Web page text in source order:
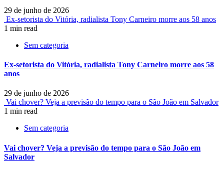
29 de junho de 2026
Ex-setorista do Vitória, radialista Tony Carneiro morre aos 58 anos
1 min read
Sem categoria
Ex-setorista do Vitória, radialista Tony Carneiro morre aos 58
anos
29 de junho de 2026
Vai chover? Veja a previsão do tempo para o São João em Salvador
1 min read
Sem categoria
Vai chover? Veja a previsão do tempo para o São João em
Salvador